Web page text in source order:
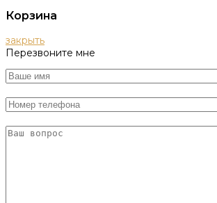
Корзина
закрыть
Перезвоните мне